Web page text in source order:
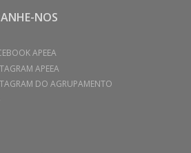
NOS
APEEA
APEEA
DO AGRUPAMENTO